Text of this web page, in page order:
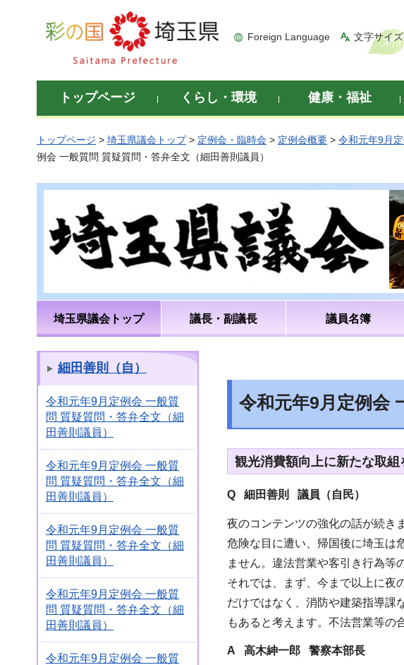
彩の国 埼玉県
Foreign Language 文字サイ
トップページ くらし・環境 健康・福祉
トップページ > 埼玉県議会トップ> 定例会・臨時会 > 定例会概要 > 令和元年9月
例会 一般質問 質疑質問・答弁全文（細田善則議員）
埼玉県議会トップ 議長・副議長 議員名簿
細田善則（自）
令和元年9月定例会 一般質
問 質疑質問・答弁全文（細
田善則議員）
令和元年9月定例会 一般質
問 質疑質問・答弁全文（細
田善則議員）
令和元年9月定例会 一般質
問 質疑質問・答弁全文（細
田善則議員）
令和元年9月定例会 一般質
問 質疑質問・答弁全文（細
田善則議員）
令和元年9月定例会 一般質
令和元年9月定例会
観光消費額向上に新たな取
Q 細田善則 議員（自民）
夜のコンテンツの強化の話が続き
危険な目に遭い、帰国後に埼玉は
ません。違法営業や客引き行為等
それでは、まず、今まで以上に夜
だけではなく、消防や建築指導課
もあると考えます。不法営業等の
A 高木紳一郎 警察本部長